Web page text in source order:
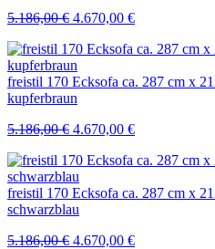
5.186,00€ Ursprünglicher
war:
5.186,00 €
4.670,00 €Aktueller
ist:
freistil 170 Ecksofa ca. 287 cm x
kupferbraun
5.186,00€ Ursprünglicher
war:
5.186,00 €
4.670,00 €Aktueller
ist:
freistil 170 Ecksofa ca. 287 cm x
schwarzblau
5.186,00€ Ursprünglicher
4.670,00 €Aktueller